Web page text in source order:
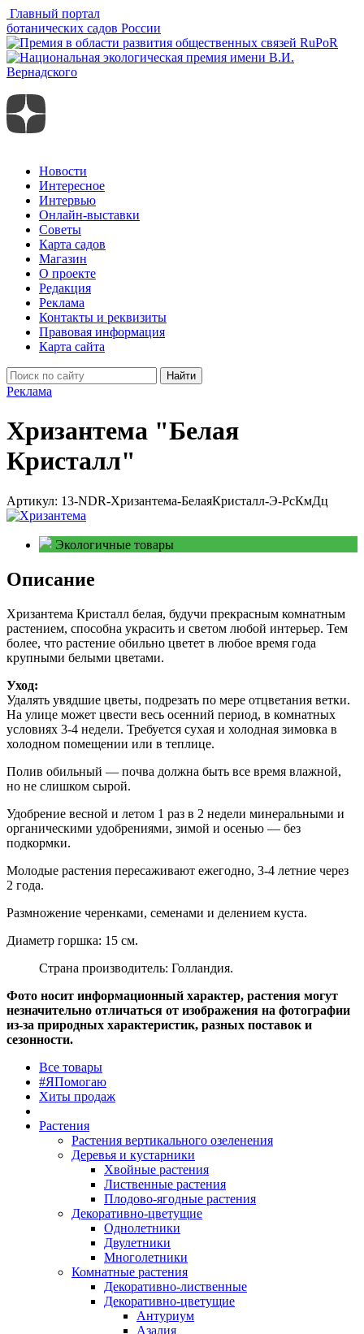
Главный портал
ботанических садов России
Новости
Интересное
Интервью
Онлайн-выставки
Советы
Карта садов
Магазин
О проекте
Редакция
Реклама
Контакты и реквизиты
Правовая информация
Карта сайта
Найти
Реклама
Хризантема "Белая
Кристалл"
Артикул: 13-NDR-Хризантема-БелаяКристалл-Э-РсКмДц
Экологичные товары
Описание
Хризантема Кристалл белая, будучи прекрасным комнатным
растением, способна украсить и светом любой интерьер. Тем
более, что растение обильно цветет в любое время года
крупными белыми цветами.
Уход:
Удалять увядшие цветы, подрезать по мере отцветания ветки.
На улице может цвести весь осенний период, в комнатных
условиях 3-4 недели. Требуется сухая и холодная зимовка в
холодном помещении или в теплице.
Полив обильный — почва должна быть все время влажной,
но не слишком сырой.
Удобрение весной и летом 1 раз в 2 недели минеральными и
органическими удобрениями, зимой и осенью — без
подкормки.
Молодые растения пересаживают ежегодно, 3-4 летние через
2 года.
Размножение черенками, семенами и делением куста.
Диаметр горшка: 15 см.
Страна производитель: Голландия.
Фото носит информационный характер, растения могут
незначительно отличаться от изображения на фотографии
из-за природных характеристик, разных поставок и
сезонности.
Все товары
#ЯПомогаю
Хиты продаж
Растения
Растения вертикального озеленения
Деревья и кустарники
Хвойные растения
Лиственные растения
Плодово-ягодные растения
Декоративно-цветущие
Однолетники
Двулетники
Многолетники
Комнатные растения
Декоративно-лиственные
Декоративно-цветущие
Антуриум
Азалия